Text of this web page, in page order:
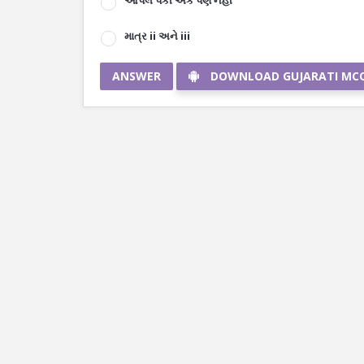
માત્ર ii અને iii
ANSWER DOWNLOAD GUJARATI